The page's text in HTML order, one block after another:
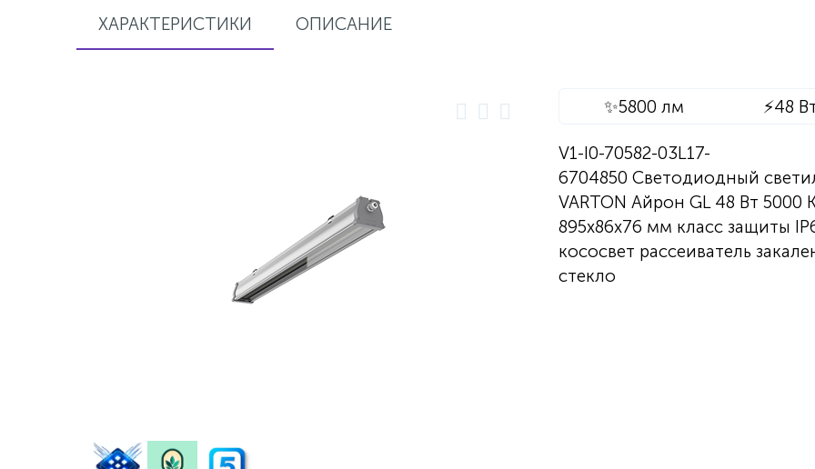
ХАРАКТЕРИСТИКИ ОПИСАНИЕ
✨5800 лм ⚡48
V1-I0-70582-03L17-
6704850 Светодиодный
VARTON Айрон GL 48 Вт 5000
895х86х76 мм класс защиты
кососвет рассеиватель
стекло